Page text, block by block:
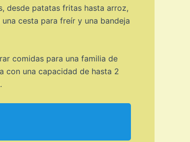
desde patatas fritas hasta arroz,
cesta para freír y una bandeja
comidas para una familia de
con una capacidad de hasta 2